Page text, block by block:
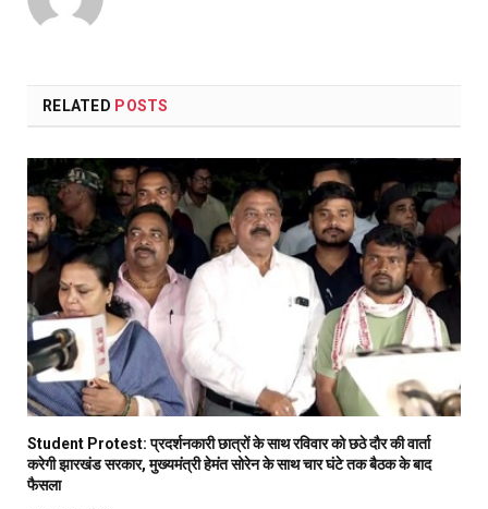
RELATED POSTS
Student Protest: प्रदर्शनकारी छात्रों के साथ रविवार को छठे दौर की वार्ता
करेगी झारखंड सरकार, मुख्यमंत्री हेमंत सोरेन के साथ चार घंटे तक बैठक के बाद
फैसला